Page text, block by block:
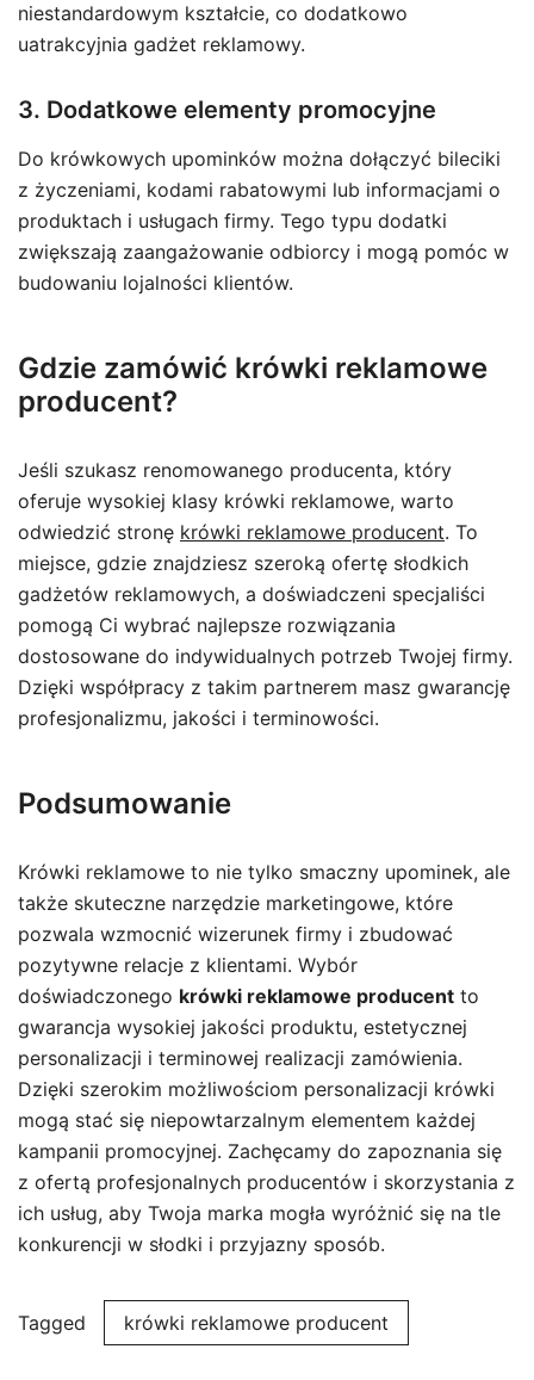
niestandardowym kształcie, co dodatkowo
uatrakcyjnia gadżet reklamowy.
3. Dodatkowe elementy promocyjne
Do krówkowych upominków można dołączyć bileciki
z życzeniami, kodami rabatowymi lub informacjami o
produktach i usługach firmy. Tego typu dodatki
zwiększają zaangażowanie odbiorcy i mogą pomóc w
budowaniu lojalności klientów.
Gdzie zamówić krówki reklamowe
producent?
Jeśli szukasz renomowanego producenta, który
oferuje wysokiej klasy krówki reklamowe, warto
odwiedzić stronę krówki reklamowe producent. To
miejsce, gdzie znajdziesz szeroką ofertę słodkich
gadżetów reklamowych, a doświadczeni specjaliści
pomogą Ci wybrać najlepsze rozwiązania
dostosowane do indywidualnych potrzeb Twojej firmy.
Dzięki współpracy z takim partnerem masz gwarancję
profesjonalizmu, jakości i terminowości.
Podsumowanie
Krówki reklamowe to nie tylko smaczny upominek, ale
także skuteczne narzędzie marketingowe, które
pozwala wzmocnić wizerunek firmy i zbudować
pozytywne relacje z klientami. Wybór
doświadczonego krówki reklamowe producent to
gwarancja wysokiej jakości produktu, estetycznej
personalizacji i terminowej realizacji zamówienia.
Dzięki szerokim możliwościom personalizacji krówki
mogą stać się niepowtarzalnym elementem każdej
kampanii promocyjnej. Zachęcamy do zapoznania się
z ofertą profesjonalnych producentów i skorzystania z
ich usług, aby Twoja marka mogła wyróżnić się na tle
konkurencji w słodki i przyjazny sposób.
Tagged krówki reklamowe producent